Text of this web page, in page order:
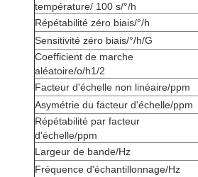
température/ 100 s/°/h
Répétabilité zéro biais/°/h
Sensitivité zéro biais/°/h/G
Coefficient de marche
aléatoire/o/h1/2
Facteur d'échelle non linéaire/ppm
Asymétrie du facteur d'échelle/ppm
Répétabilité par facteur
d'échelle/ppm
Largeur de bande/Hz
Fréquence d'échantillonnage/Hz